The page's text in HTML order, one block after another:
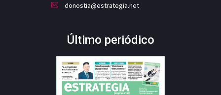
donostia@estrategia.net
Último periódico